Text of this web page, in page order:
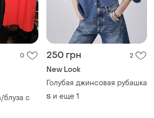
0
с
250 грн 2
New Look
Голубая джинсовая рубашка
S и еще 1